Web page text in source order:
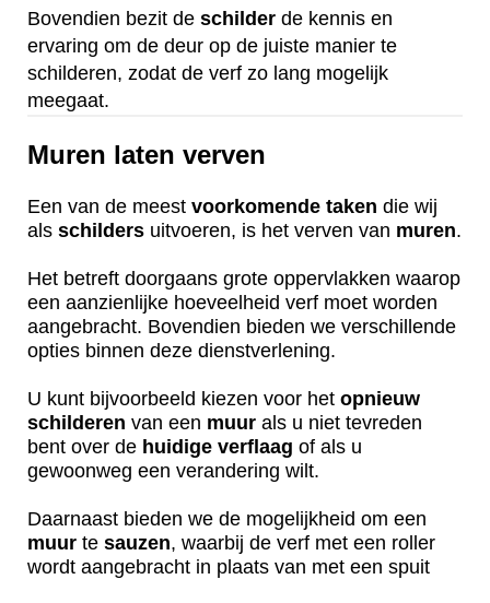
Bovendien bezit de schilder de kennis en
ervaring om de deur op de juiste manier te
schilderen, zodat de verf zo lang mogelijk
meegaat.
Muren laten verven
Een van de meest voorkomende taken die wij
als schilders uitvoeren, is het verven van muren.
Het betreft doorgaans grote oppervlakken waarop
een aanzienlijke hoeveelheid verf moet worden
aangebracht. Bovendien bieden we verschillende
opties binnen deze dienstverlening.
U kunt bijvoorbeeld kiezen voor het opnieuw
schilderen van een muur als u niet tevreden
bent over de huidige verflaag of als u
gewoonweg een verandering wilt.
Daarnaast bieden we de mogelijkheid om een
muur te sauzen, waarbij de verf met een roller
wordt aangebracht in plaats van met een spuit